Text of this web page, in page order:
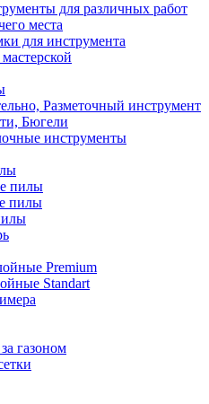
для различных работ
места
для инструмента
Разметочный инструмент
Бюгели
инструменты
пилы
пилы
Premium
Standart
газоном